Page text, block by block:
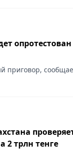
приговор,
2 трлн тенге